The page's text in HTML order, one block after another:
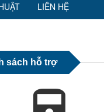
LIÊN HỆ
sách hỗ trợ